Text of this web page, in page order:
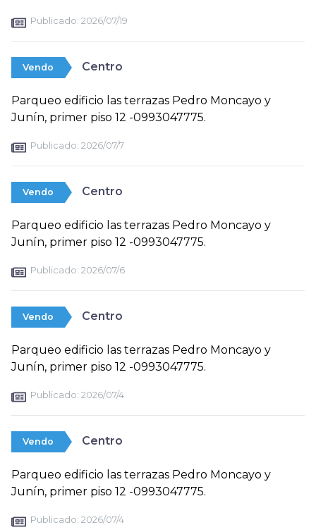
Publicado: 2026/07/19
Vendo Centro
Parqueo edificio las terrazas Pedro Moncayo y
Junín, primer piso 12 -0993047775.
Publicado: 2026/07/7
Vendo Centro
Parqueo edificio las terrazas Pedro Moncayo y
Junín, primer piso 12 -0993047775.
Publicado: 2026/07/6
Vendo Centro
Parqueo edificio las terrazas Pedro Moncayo y
Junín, primer piso 12 -0993047775.
Publicado: 2026/07/4
Vendo Centro
Parqueo edificio las terrazas Pedro Moncayo y
Junín, primer piso 12 -0993047775.
Publicado: 2026/07/4